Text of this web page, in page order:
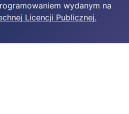
wydanym na
Licencji Publicznej.